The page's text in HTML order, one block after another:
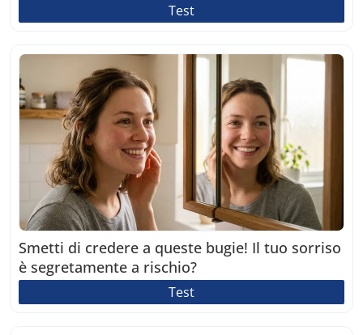
Test
Smetti di credere a queste bugie! Il tuo sorriso
è segretamente a rischio?
Test